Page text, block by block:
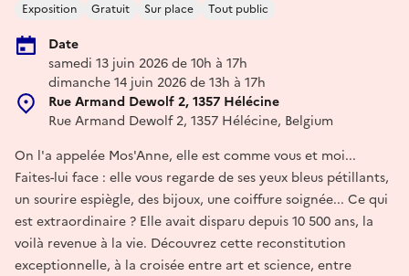
Exposition Gratuit Sur place Tout public
Date
samedi 13 juin 2026 de 10h à 17h
dimanche 14 juin 2026 de 13h à 17h
Rue Armand Dewolf 2, 1357 Hélécine
Rue Armand Dewolf 2, 1357 Hélécine, Belgium
On l'a appelée Mos'Anne, elle est comme vous et moi...
Faites-lui face : elle vous regarde de ses yeux bleus pétillants,
un sourire espiègle, des bijoux, une coiffure soignée... Ce qui
est extraordinaire ? Elle avait disparu depuis 10 500 ans, la
voilà revenue à la vie. Découvrez cette reconstitution
exceptionnelle, à la croisée entre art et science, entre